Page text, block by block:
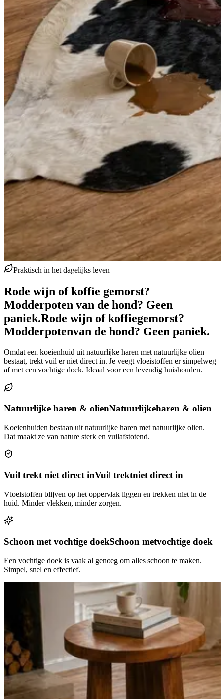
Praktisch in het dagelijks leven
Rode wijn of koffie gemorst?
Modderpoten van de hond? Geen
paniek.Rode wijn of koffiegemorst?
Modderpotenvan de hond? Geen paniek.
Omdat een koeienhuid uit natuurlijke haren met natuurlijke olien
bestaat, trekt vuil er niet direct in. Je veegt vloeistoffen er simpelweg
af met een vochtige doek. Ideaal voor een levendig huishouden.
Natuurlijke haren & olienNatuurlijkeharen & olien
Koeienhuiden bestaan uit natuurlijke haren met natuurlijke olien.
Dat maakt ze van nature sterk en vuilafstotend.
Vuil trekt niet direct inVuil trektniet direct in
Vloeistoffen blijven op het oppervlak liggen en trekken niet in de
huid. Minder vlekken, minder zorgen.
Schoon met vochtige doekSchoon metvochtige doek
Een vochtige doek is vaak al genoeg om alles schoon te maken.
Simpel, snel en effectief.